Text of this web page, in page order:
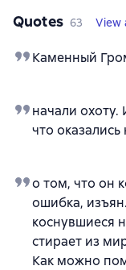
Quotes 63 View
Каменный
начали
что оказались
о том, что он
ошибка,
коснувшиеся
стирает из
Как можно